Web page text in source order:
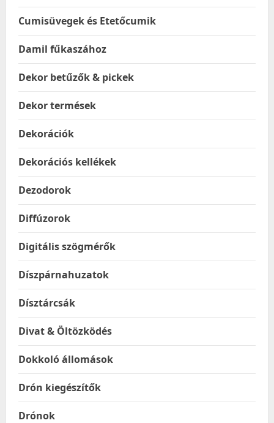
Cumisüvegek és Etetőcumik
Damil fűkaszához
Dekor betűzők & pickek
Dekor termések
Dekorációk
Dekorációs kellékek
Dezodorok
Diffúzorok
Digitális szögmérők
Díszpárnahuzatok
Dísztárcsák
Divat & Öltözködés
Dokkoló állomások
Drón kiegészítők
Drónok